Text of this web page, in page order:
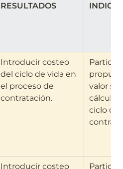
RESULTADOS
Introducir costeo
del ciclo de vida en
el proceso de
contratación.
valor se
ciclo de
Introducir costeo